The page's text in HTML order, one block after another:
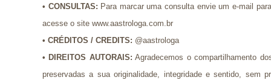
• CONSULTAS: Para marcar uma consulta envie um e-mail
acesse o site www.aastrologa.com.br
• CRÉDITOS / CREDITS: @aastrologa
• DIREITOS AUTORAIS: Agradecemos o compartilhamento
preservadas a sua originalidade, integridade e sentido, sem